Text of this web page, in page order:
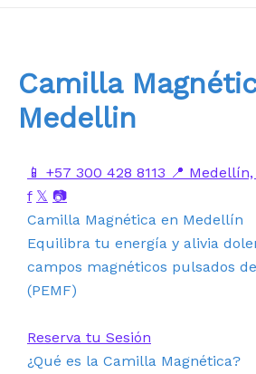
Camilla
Medellin
📱 +57 300 428 8113 📍
f 𝕏 📷
Camilla Magnética en Medellín
Equilibra tu energía y alivia
campos magnéticos pulsados
(PEMF)
Reserva tu Sesión
¿Qué es la Camilla Magnética?